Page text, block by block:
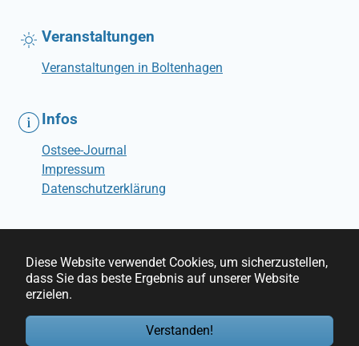
Diese Website verwendet Cookies, um sicherzustellen,
dass Sie das beste Ergebnis auf unserer Website
erzielen.
Verstanden!
Veranstaltungen
Veranstaltungen in Boltenhagen
Infos
Ostsee-Journal
Impressum
Datenschutzerklärung
© Ostseebrise Ferienwohnungen